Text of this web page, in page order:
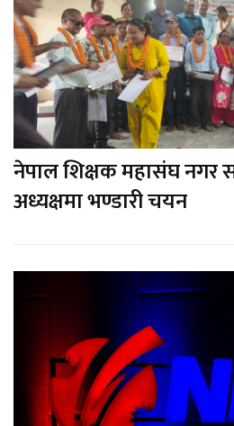
नेपाल शिक्षक महासंघ नगर
अध्यक्षमा भण्डारी चयन